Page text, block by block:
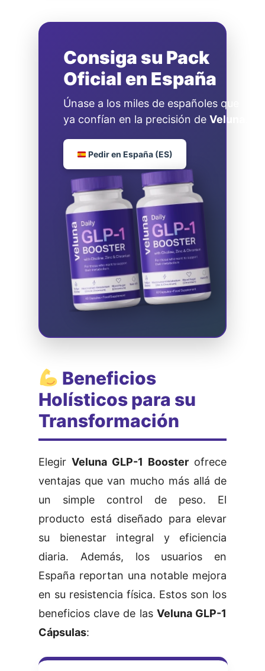
Consiga su Pack
Oficial en España
Únase a los miles de españoles que
ya confían en la precisión de Veluna
Pedir en España (ES)
Beneficios
Holísticos para su
Transformación
Elegir Veluna GLP-1 Booster ofrece
ventajas que van mucho más allá de
un simple control de peso. El
producto está diseñado para elevar
su bienestar integral y eficiencia
diaria. Además, los usuarios en
España reportan una notable mejora
en su resistencia física. Estos son los
beneficios clave de las Veluna GLP-1
Cápsulas: